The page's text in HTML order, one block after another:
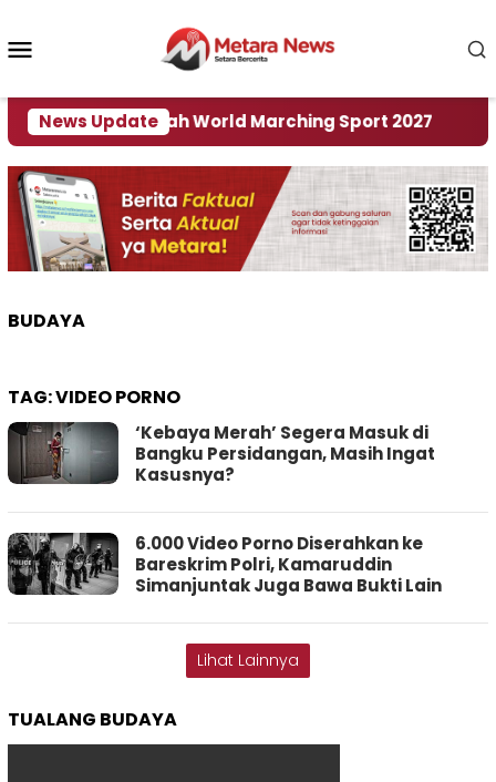
konten
News Update
Tuan Rumah World Marching Sport 2027
BUDAYA
TAG:VIDEO PORNO
‘Kebaya Merah’ Segera Masuk di
Bangku Persidangan, Masih Ingat
Kasusnya?
6.000 Video Porno Diserahkan ke
Bareskrim Polri, Kamaruddin
Simanjuntak Juga Bawa Bukti Lain
Lihat Lainnya
TUALANG BUDAYA